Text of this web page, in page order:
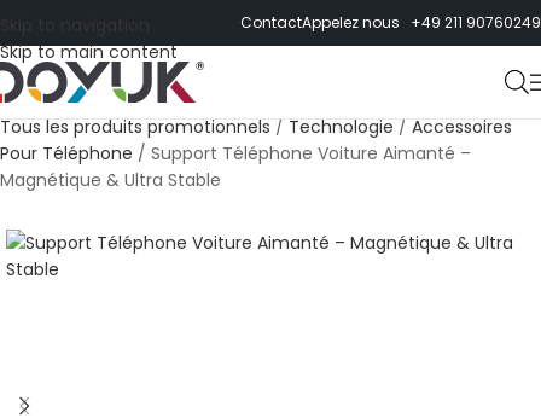
Skip to main content
ContactAppelez nous +49 211 90760249
Tous les produits promotionnels / Technologie / Accessoires
Pour Téléphone / Support Téléphone Voiture Aimanté –
Magnétique & Ultra Stable